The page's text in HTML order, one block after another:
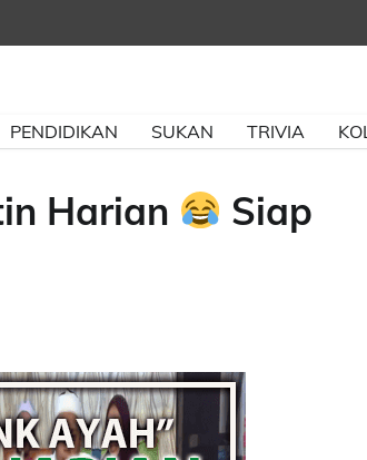
PENDIDIKAN SUKAN TRIVIA
Harian
Siap